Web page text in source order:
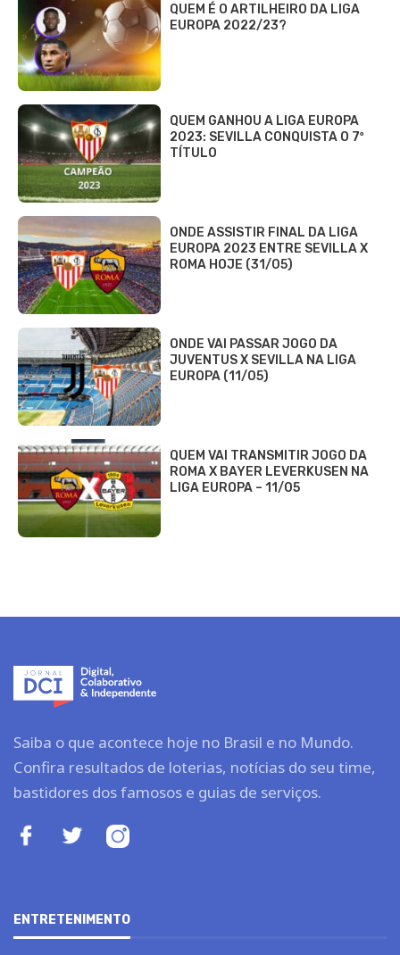
QUEM É O ARTILHEIRO DA LIGA
EUROPA 2022/23?
QUEM GANHOU A LIGA EUROPA
2023: SEVILLA CONQUISTA O 7º
TÍTULO
ONDE ASSISTIR FINAL DA LIGA
EUROPA 2023 ENTRE SEVILLA X
ROMA HOJE (31/05)
ONDE VAI PASSAR JOGO DA
JUVENTUS X SEVILLA NA LIGA
EUROPA (11/05)
QUEM VAI TRANSMITIR JOGO DA
ROMA X BAYER LEVERKUSEN NA
LIGA EUROPA – 11/05
Saiba o que acontece hoje no Brasil e no Mundo.
Confira resultados de loterias, notícias do seu time,
bastidores dos famosos e guias de serviços.
ENTRETENIMENTO